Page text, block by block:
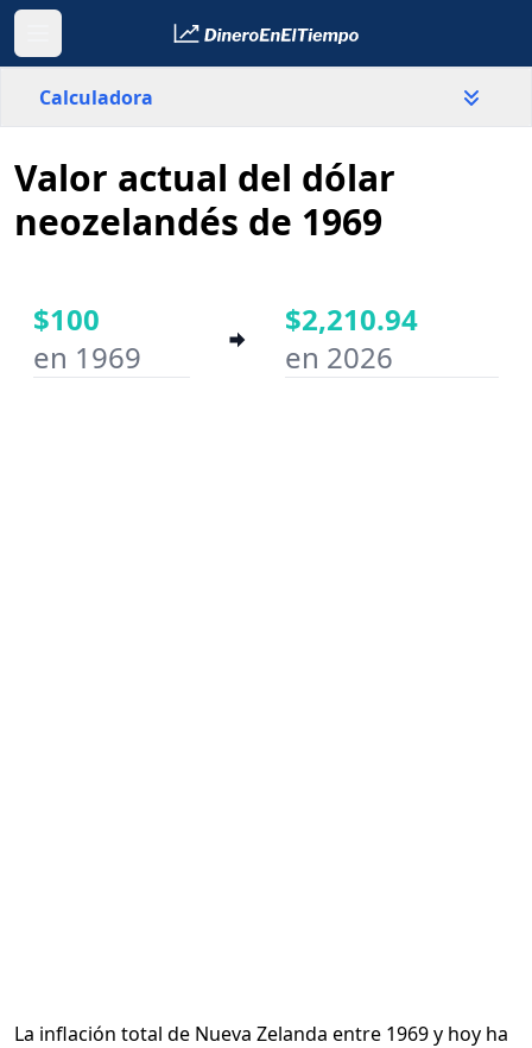
Calculadora
Nueva Zelanda
País
Año inicial
Valor actual del dólar
neozelandés de 1969
$100
en 1969
$2,210.94
en 2026
La inflación total de Nueva Zelanda entre 1969 y hoy ha